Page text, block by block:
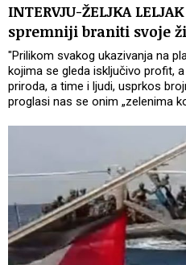
INTERVJU-ŽELJKA
spremniji braniti svoje
"Prilikom svakog ukazivanja na
kojima se gleda isključivo profit,
priroda, a time i ljudi, usprkos
proglasi nas se onim „zelenima